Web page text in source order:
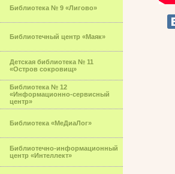
Библиотека № 9 «Лигово»
Библиотечный центр «Маяк»
Детская библиотека № 11
«Остров сокровищ»
Библиотека № 12
«Информационно-сервисный
центр»
Библиотека «МеДиаЛог»
Библиотечно-информационный
центр «Интеллект»